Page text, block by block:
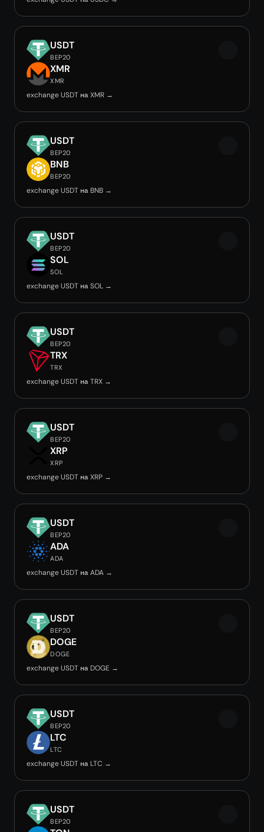
USDT
BEP20
XMR
XMR
exchange USDT на XMR →
USDT
BEP20
BNB
BEP20
exchange USDT на BNB →
USDT
BEP20
SOL
SOL
exchange USDT на SOL →
USDT
BEP20
TRX
TRX
exchange USDT на TRX →
USDT
BEP20
XRP
XRP
exchange USDT на XRP →
USDT
BEP20
ADA
ADA
exchange USDT на ADA →
USDT
BEP20
DOGE
DOGE
exchange USDT на DOGE →
USDT
BEP20
LTC
LTC
exchange USDT на LTC →
USDT
BEP20